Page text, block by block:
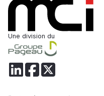
Une division du